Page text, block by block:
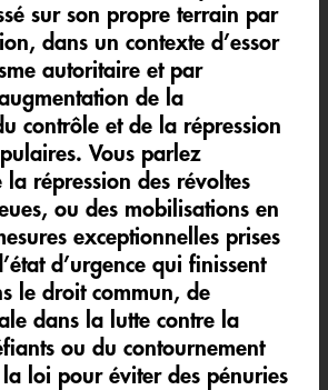
sur son propre terrain par
dans un contexte d’essor
autoritaire et par
de la
contrôle et de la répression
Vous parlez
la répression des révoltes
ou des mobilisations en
exceptionnelles prises
d’urgence qui finissent
le droit commun, de
dans la lutte contre la
ou du contournement
loi pour éviter des pénuries